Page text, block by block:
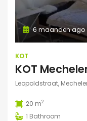
6 maanden ago
KOT
KOT
Leopoldstraat,
20 m2
1 Bathroom